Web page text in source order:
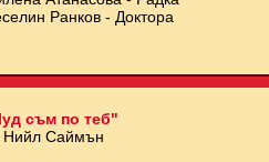
Ранков - Доктора
съм по теб"
Нийл Саймън